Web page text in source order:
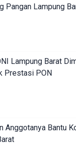
Pangan Lampung
Lampung Barat
Prestasi PON
Anggotanya Bantu